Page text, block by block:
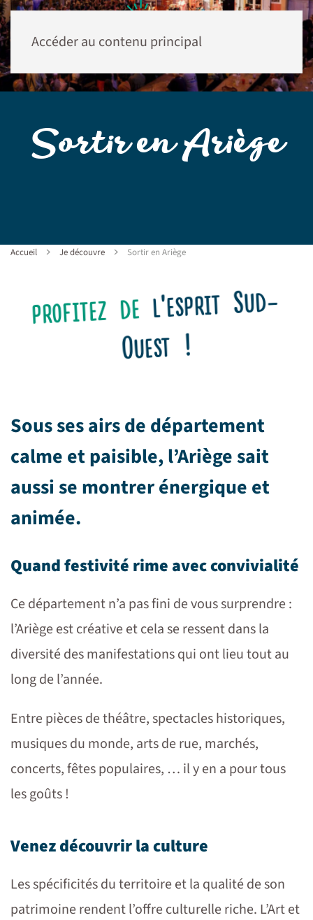
Accéder au contenu principal
Sortir en Ariège
Accueil Je découvre Sortir en Ariège
profitez del'esprit Sud-
Ouest !
Sous ses airs de département
calme et paisible, l’Ariège sait
aussi se montrer énergique et
animée.
Quand festivité rime avec convivialité
Ce département n’a pas fini de vous surprendre :
l’Ariège est créative et cela se ressent dans la
diversité des manifestations qui ont lieu tout au
long de l’année.
Entre pièces de théâtre, spectacles historiques,
musiques du monde, arts de rue, marchés,
concerts, fêtes populaires, … il y en a pour tous
les goûts !
Venez découvrir la culture
Les spécificités du territoire et la qualité de son
patrimoine rendent l’offre culturelle riche. L’Art et